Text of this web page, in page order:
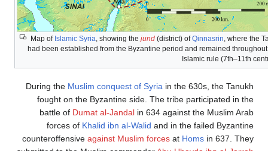
Map of Islamic Syria, showing the jund (district) ofQinnasrin, where the
had been established from the Byzantine period and remained
Islamic rule (7th–11th
During the Muslim conquest of Syria in the 630s, the Tanukh
fought on the Byzantine side. The tribe participated in the
battle of Dumat al-Jandal in 634 against the Muslim Arab
forces of Khalid ibn al-Walid and in the failed Byzantine
counteroffensive against Muslim forces at Homs in 637. They